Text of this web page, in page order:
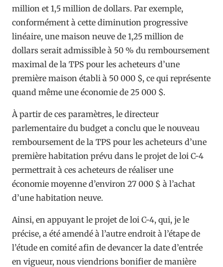
million et 1,5 million de dollars. Par exemple,
conformément à cette diminution progressive
linéaire, une maison neuve de 1,25 million de
dollars serait admissible à 50 % du remboursement
maximal de la TPS pour les acheteurs d’une
première maison établi à 50 000 $, ce qui représente
quand même une économie de 25 000 $.
À partir de ces paramètres, le directeur
parlementaire du budget a conclu que le nouveau
remboursement de la TPS pour les acheteurs d’une
première habitation prévu dans le projet de loi C-4
permettrait à ces acheteurs de réaliser une
économie moyenne d’environ 27 000 $ à l’achat
d’une habitation neuve.
Ainsi, en appuyant le projet de loi C-4, qui, je le
précise, a été amendé à l’autre endroit à l’étape de
l’étude en comité afin de devancer la date d’entrée
en vigueur, nous viendrions bonifier de manière